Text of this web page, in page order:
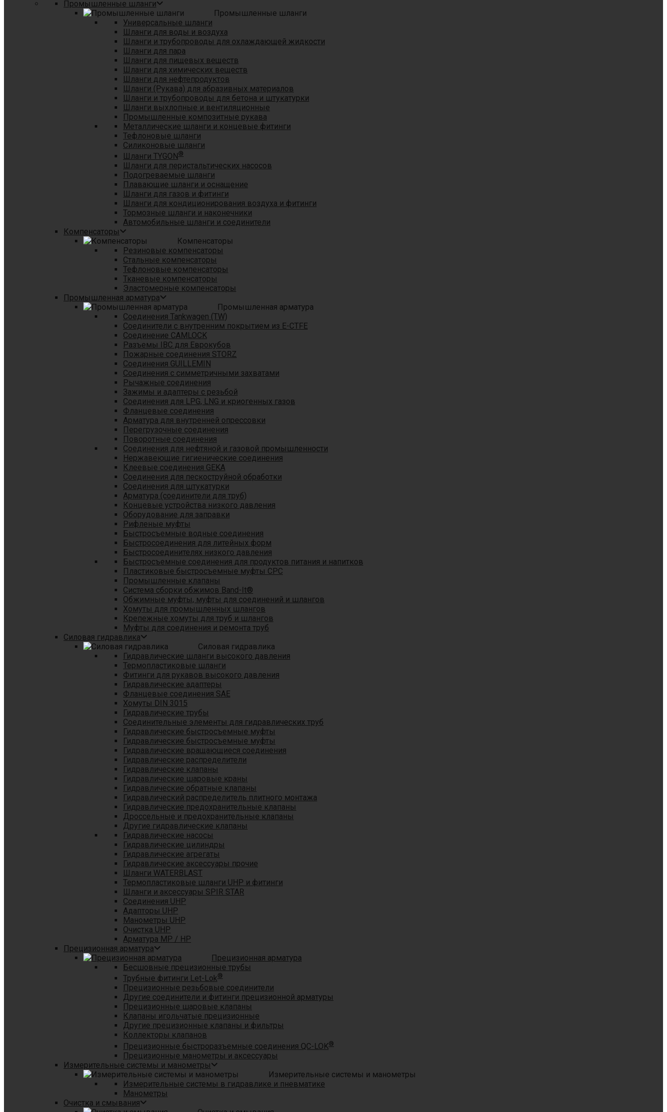
Промышленные шланги
Промышленные шланги
Универсальные шланги
Шланги для воды и воздуха
Шланги и трубопроводы для охлаждающей жидкости
Шланги для пара
Шланги для пищевых веществ
Шланги для химических веществ
Шланги для нефтепродуктов
Шланги (Рукава) для абразивных материалов
Шланги и трубопроводы для бетона и штукатурки
Шланги выхлопные и вентиляционные
Промышленные композитные рукава
Металлические шланги и концевые фитинги
Тефлоновые шланги
Силиконовые шланги
Шланги TYGON®
Шланги для перистальтических насосов
Подогреваемые шланги
Плавающие шланги и оснащение
Шланги для газов и фитинги
Шланги для кондиционирования воздуха и фитинги
Тормозные шланги и наконечники
Автомобильные шланги и соединители
Компенсаторы
Компенсаторы
Резиновые компенсаторы
Стальные компенсаторы
Тефлоновые компенсаторы
Тканевые компенсаторы
Эластомерные компенсаторы
Промышленная арматура
Промышленная арматура
Соединения Tankwagen (TW)
Соединители с внутренним покрытием из E-CTFE
Соединение CAMLOCK
Разъемы IBC для Еврокубов
Пожарные соединения STORZ
Соединения GUILLEMIN
Соединения с симметричными захватами
Рычажные соединения
Зажимы и адаптеры с резьбой
Соединения для LPG, LNG и криогенных газов
Фланцевые соединения
Арматура для внутренней опрессовки
Перегрузочные соединения
Поворотные соединения
Соединения для нефтяной и газовой промышленности
Нержавеющие гигиенические соединения
Клеевые соединения GEKA
Соединения для пескоструйной обработки
Cоединения для штукатурки
Арматура (соединители для труб)
Концевые устройства низкого давления
Оборудование для заправки
Рифленые муфты
Быстросъемные водные соединения
Быстросоединения для литейных форм
Быстросоединителях низкого давления
Быстросъемные соединения для продуктов питания и напитков
Пластиковые быстросъемные муфты CPC
Промышленные клапаны
Система сборки обжимов Band-It®
Обжимные муфты, муфты для соединений и шлангов
Хомуты для промышленных шлангов
Крепежные хомуты для труб и шлангов
Муфты для соединения и ремонта труб
Силовая гидравлика
Силовая гидравлика
Гидравлические шланги высокого давления
Термопластиковые шланги
Фитинги для рукавов высокого давления
Гидравлические адаптеры
Фланцевые соединения SAE
Хомуты DIN 3015
Гидравлические трубы
Соединительные элементы для гидравлических труб
Гидравлические быстросъемные муфты
Гидравлические быстросъемные муфты
Гидравлические вращающиеся соединения
Гидравлические распределители
Гидравлические клапаны
Гидравлические шаровые краны
Гидравлические обратные клапаны
Гидравлический распределитель плитного монтажа
Гидравлические предохранительные клапаны
Дроссельные и предохранительные клапаны
Другие гидравлические клапаны
Гидравлические насосы
Гидравлические цилиндры
Гидравлические агрегаты
Гидравлические аксессуары прочие
Шланги WATERBLAST
Термопластиковые шланги UHP и фитинги
Шланги и аксессуары SPIR STAR
Соединения UHP
Адапторы UHP
Манометры UHP
Очистка UHP
Арматура MP / HP
Прецизионная арматура
Прецизионная арматура
Бесшовные прецизионные трубы
Трубные фитинги Let-Lok®
Прецизионные резьбовые соединители
Другие соединители и фитинги прецизионной арматуры
Прецизионные шаровые клапаны
Клапаны игольчатые прецизионные
Другие прецизионные клапаны и фильтры
Коллекторы клапанов
Прецизионные быстроразъемные соединения QC-LOK®
Прецизионные манометры и аксессуары
Измерительные системы и манометры
Измерительные системы и манометры
Измерительные системы в гидравлике и пневматике
Манометры
Очистка и смывания